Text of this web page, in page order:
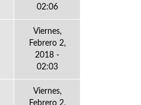
02:06
Viernes,
Febrero 2,
2018 -
02:03
Viernes,
Febrero 2,